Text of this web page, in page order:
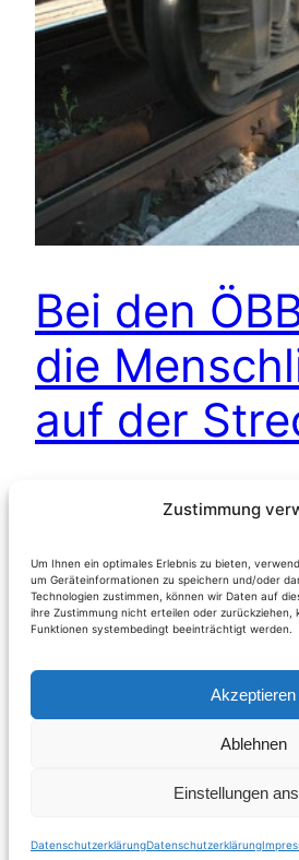
Zustimmung
Um Ihnen ein optimales Erlebnis zu bieten,
um Geräteinformationen zu speichern und/oder
Technologien zustimmen, können wir Daten auf
ihre Zustimmung nicht erteilen oder zurückziehen,
Funktionen systembedingt beeinträchtigt werden.
Akzeptieren
Ablehnen
Einstellungen
DatenschutzerklärungDatenschutzerklärung
Bei den
die
auf der
Die 14jährige Schülerin
Wien mit der Schnellbahnlinie
alle SchülerInnen verfügt sie
Jahreskarte des
(VOR) für die immerhin 60.- €
bezahlen waren. Nachdem die
nicht im Stande waren dieses
praktischen…